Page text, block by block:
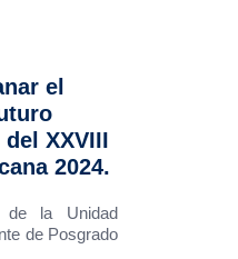
el
XXVIII
2024.
de la Unidad
de Posgrado